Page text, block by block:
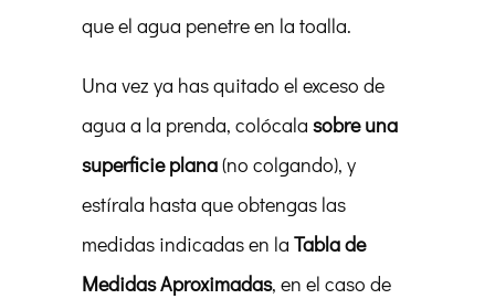
que el agua penetre en la toalla.
Una vez ya has quitado el exceso de
agua a la prenda, colócala sobre una
superficie plana(no colgando), y
estírala hasta que obtengas las
medidas indicadas en la Tabla de
Medidas Aproximadas, en el caso de